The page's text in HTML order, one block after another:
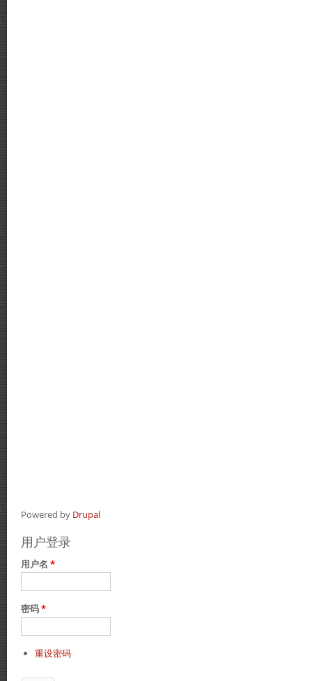
Powered by Drupal
用户登录
用户名 *
密码*
重设密码